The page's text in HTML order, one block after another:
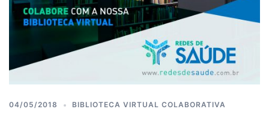
04/05/2018 BIBLIOTECA VIRTUAL COLABORATIVA